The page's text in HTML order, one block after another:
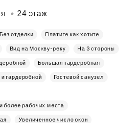
24 этаж
Без отделки Платите как хотите
Вид на Москву-реку На 3 стороны
Большая гардеробная
гардеробной Гостевой санузел
более рабочих места
Увеличенное число окон